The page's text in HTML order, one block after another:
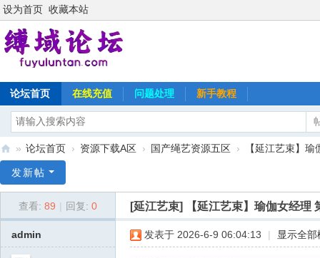
设为首页 收藏本站
论坛首页 在线充值 问题处理 新手教程
域
» 论坛首页 › 资源下载A区 › 国产绳艺资源五区 › 【延江艺束】
发新帖
查看: 89 回复: 0 [延江艺束] 【延江艺束】瑜伽女经理
admin 发表于 2026-6-9 06:04:13 显示全部